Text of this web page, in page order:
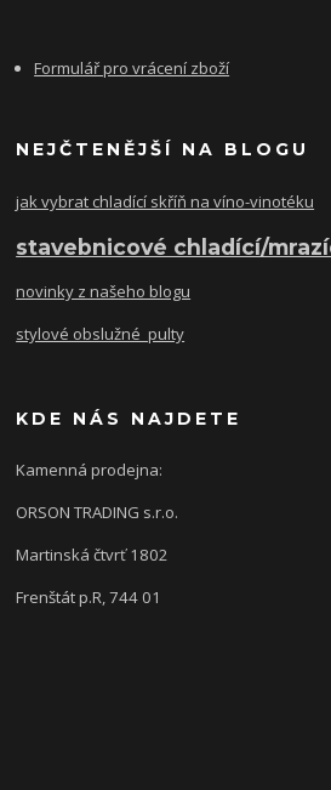
Formulář pro vrácení zboží
NEJČTENĚJŠÍ NA BLOGU
jak vybrat chladící skříň na víno-vinotéku
stavebnicové chladící/
novinky z našeho blogu
stylové obslužné pulty
KDE NÁS NAJDETE
Kamenná prodejna:
ORSON TRADING s.r.o.
Martinská čtvrť 1802
Frenštát p.R, 744 01